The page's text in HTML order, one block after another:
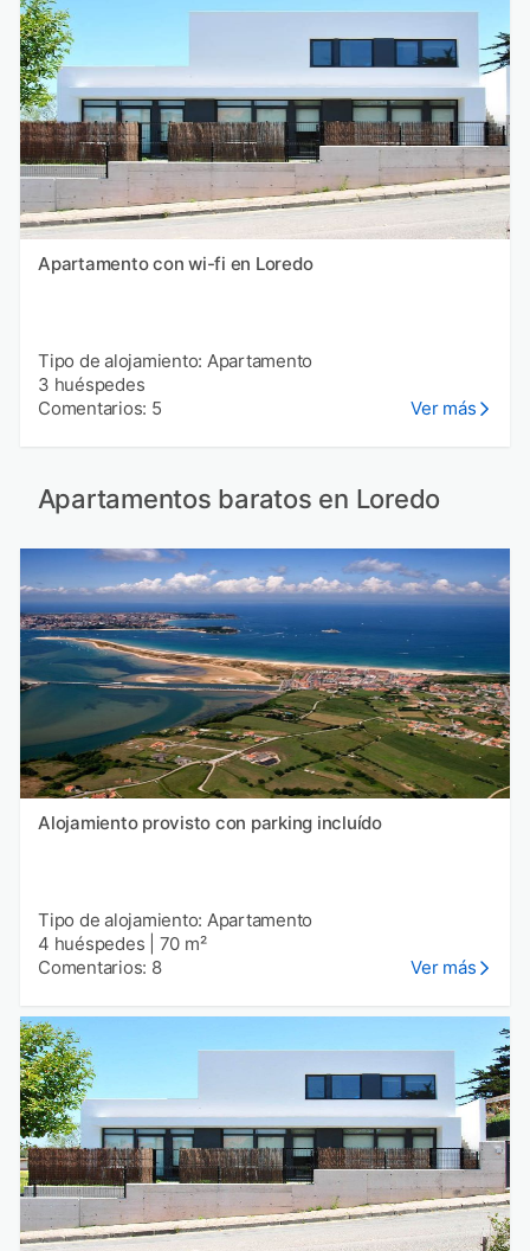
Apartamento con wi-fi en Loredo
Tipo de alojamiento: Apartamento
3 huéspedes
Comentarios: 5
Ver más
Apartamentos baratos en Loredo
Alojamiento provisto con parking incluído
Tipo de alojamiento: Apartamento
4 huéspedes
70 m²
Comentarios: 8
Ver más